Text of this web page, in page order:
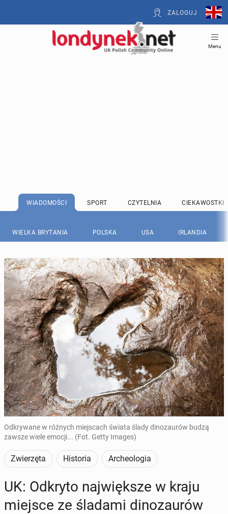
ZALOGUJ
Menu
WIADOMOŚCI SPORT CZYTELNIA CIEKAWOSTKI
WIELKA BRYTANIA POLSKA USA IRLANDIA
Odkrywane w różnych miejscach świata ślady dinozaurów budzą
zawsze wiele emocji... (Fot. Getty Images)
Zwierzęta Historia Archeologia
UK: Odkryto naj­więk­sze w kraju
miejsce ze śladami di­no­zau­rów